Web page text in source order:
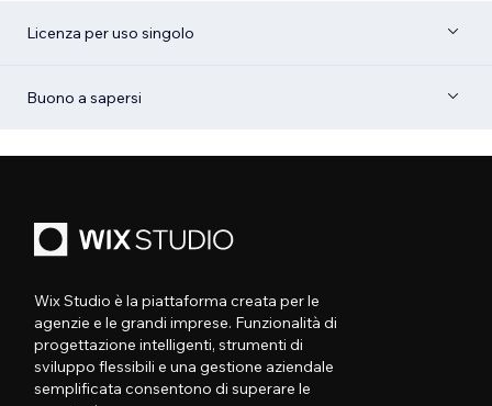
Licenza per uso singolo
Buono a sapersi
Wix Studio è la piattaforma creata per le
agenzie e le grandi imprese. Funzionalità di
progettazione intelligenti, strumenti di
sviluppo flessibili e una gestione aziendale
semplificata consentono di superare le